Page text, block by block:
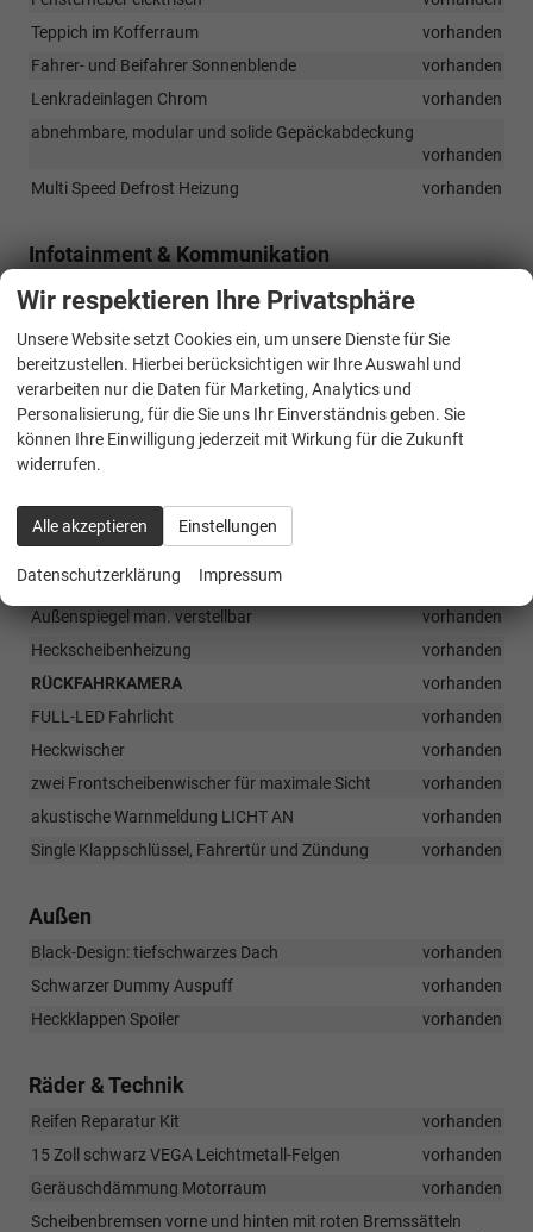
Teppich im Kofferraum
vorhanden
Fahrer- und Beifahrer Sonnenblende
vorhanden
Lenkradeinlagen Chrom
vorhanden
abnehmbare, modular und solide Gepäckabdeckung
vorhanden
Multi Speed Defrost Heizung
vorhanden
Infotainment & Kommunikation
Kit Multimedia: 10-Zoll Touch Tablet mit doppel USB
Anschluss, Bluetooth
4.0 HIFI-PACK: 2 Hochtöner + 2 Lautsprecher
vorhanden
Sicherheit & Assistenz
Aluminium Monoblock Chassis mit strukturellen Verstärkungen,
Fahrer und Beifahrertüre mit Rohrrahmen Verstärkun
Funkfernbediente Zentralverriegelung mit optischer Bestätigung
LED Tagfahrlicht, Positionslicht
Außenspiegel man. verstellbar
vorhanden
Heckscheibenheizung
vorhanden
RÜCKFAHRKAMERA
vorhanden
FULL-LED Fahrlicht
vorhanden
Heckwischer
vorhanden
zwei Frontscheibenwischer für maximale Sicht
vorhanden
akustische Warnmeldung LICHT AN
vorhanden
Single Klappschlüssel, Fahrertür und Zündung
vorhanden
Außen
Black-Design: tiefschwarzes Dach
vorhanden
Schwarzer Dummy Auspuff
vorhanden
Heckklappen Spoiler
vorhanden
Räder & Technik
Reifen Reparatur Kit
vorhanden
15 Zoll schwarz VEGA Leichtmetall-Felgen
vorhanden
Geräuschdämmung Motorraum
vorhanden
Scheibenbremsen vorne und hinten mit roten Bremssätteln
Wir respektieren Ihre Privatsphäre
Unsere Website setzt Cookies ein, um unsere Dienste für Sie
bereitzustellen. Hierbei berücksichtigen wir Ihre Auswahl und
verarbeiten nur die Daten für Marketing, Analytics und
Personalisierung, für die Sie uns Ihr Einverständnis geben. Sie
können Ihre Einwilligung jederzeit mit Wirkung für die Zukunft
widerrufen.
Alle akzeptieren Einstellungen
Datenschutzerklärung Impressum